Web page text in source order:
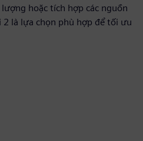
hoặc tích hợp các nguồn
là lựa chọn phù hợp để tối ưu